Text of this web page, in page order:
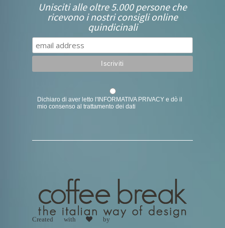
Unisciti alle oltre 5.000 persone che
ricevono i nostri consigli online
quindicinali
Dichiaro di aver letto l' INFORMATIVA PRIVACY e dò il
mio consenso al trattamento dei dati
Created with
by